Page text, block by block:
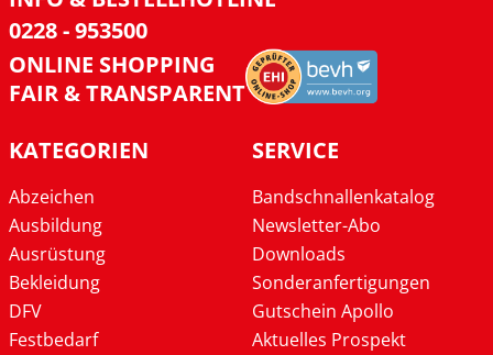
0228 - 953500
ONLINE SHOPPING
FAIR & TRANSPARENT
KATEGORIEN
Abzeichen
Ausbildung
Ausrüstung
Bekleidung
DFV
Festbedarf
SERVICE
Bandschnallenkatalog
Newsletter-Abo
Downloads
Sonderanfertigungen
Gutschein Apollo
Aktuelles Prospekt